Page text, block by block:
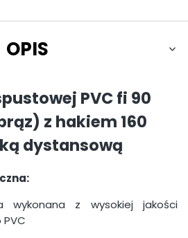
OPIS
PVC fi 90
z hakiem 160
dystansową
wykonana z wysokiej jakości